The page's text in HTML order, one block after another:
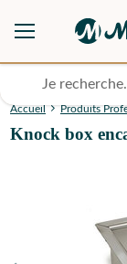
Accueil Produits
Knock box